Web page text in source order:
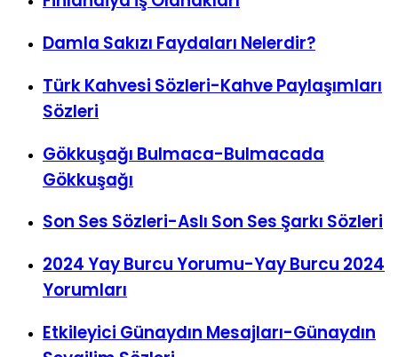
Damla Sakızı Faydaları Nelerdir?
Türk Kahvesi Sözleri-Kahve Paylaşımları
Sözleri
Gökkuşağı Bulmaca-Bulmacada
Gökkuşağı
Son Ses Sözleri-Aslı Son Ses Şarkı Sözleri
2024 Yay Burcu Yorumu-Yay Burcu 2024
Yorumları
Etkileyici Günaydın Mesajları-Günaydın
Sevgilim Sözleri